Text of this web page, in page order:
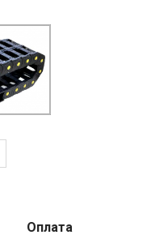
Оплата